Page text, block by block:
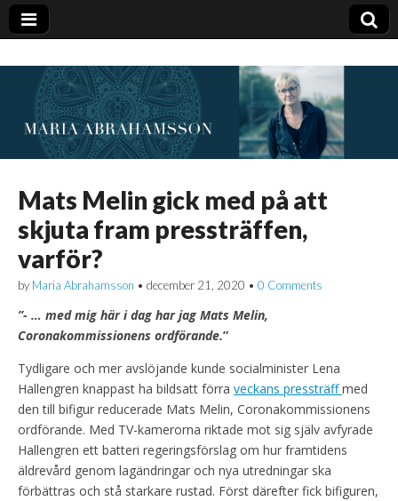
Mats Melin gick med på att
skjuta fram pressträffen,
varför?
by Maria Abrahamsson • december 21, 2020 • 0 Comments
”- … med mig här i dag har jag Mats Melin,
Coronakommissionens ordförande.”
Tydligare och mer avslöjande kunde socialminister Lena
Hallengren knappast ha bildsatt förra veckans pressträffmed
den till bifigur reducerade Mats Melin, Coronakommissionens
ordförande. Med TV-kamerorna riktade mot sig själv avfyrade
Hallengren ett batteri regeringsförslag om hur framtidens
äldrevård genom lagändringar och nya utredningar ska
förbättras och stå starkare rustad. Först därefter fick bifiguren,